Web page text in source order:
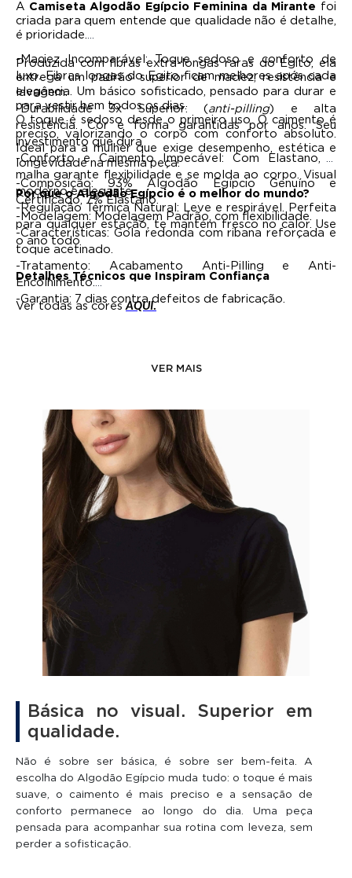
A Camiseta Algodão Egípcio Feminina da Mirante foi
criada para quem entende que qualidade não é detalhe,
é prioridade.
Produzida com fibras extra-longas raras do Egito, ela
entrega um padrão superior de maciez, resistência e
elegância. Um básico sofisticado, pensado para durar e
para vestir bem todos os dias.
O toque é sedoso desde o primeiro uso. O caimento é
preciso, valorizando o corpo com conforto absoluto.
Ideal para a mulher que exige desempenho, estética e
longevidade na mesma peça.
Por que o Algodão Egípcio é o melhor do mundo?
-Maciez Incomparável: Toque sedoso e conforto de
luxo. Fibras longas do Egito ficam melhores após cada
lavagem.
-Durabilidade 3x Superior: (anti-pilling) e alta
resistência. Cor e forma garantidas por anos. Seu
investimento que dura
-Conforto e Caimento Impecável: Com Elastano, a
malha garante flexibilidade e se molda ao corpo. Visual
moderno e elegante
-Regulação Térmica Natural: Leve e respirável. Perfeita
para qualquer estação, te mantém fresco no calor. Use
o ano todo
Detalhes Técnicos que Inspiram Confiança
-Composição: 93% Algodão Egípcio Genuíno e
Certificado, 7% Elastano.
-Modelagem: Modelagem Padrão, com flexibilidade.
-Características: Gola redonda com ribana reforçada e
toque acetinado.
-Tratamento: Acabamento Anti-Pilling e Anti-
Encolhimento.
-Garantia: 7 dias contra defeitos de fabricação.
Ver todas as coresAQUI.
VER MAIS
Básica no visual. Superior em
qualidade.
Não é sobre ser básica, é sobre ser bem-feita. A
escolha do Algodão Egípcio muda tudo: o toque é mais
suave, o caimento é mais preciso e a sensação de
conforto permanece ao longo do dia. Uma peça
pensada para acompanhar sua rotina com leveza, sem
perder a sofisticação.